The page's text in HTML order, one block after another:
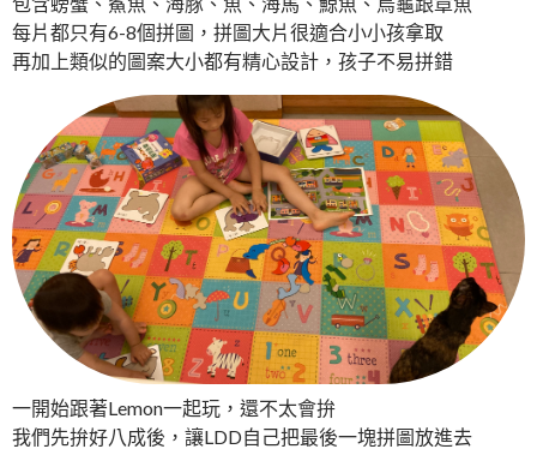
每片都只有6-8個拼圖，拼圖大片很適合小小孩拿取
再加上類似的圖案大小都有精心設計，孩子不易拼錯
一開始跟著Lemon一起玩，還不太會拚
我們先拚好八成後，讓LDD自己把最後一塊拼圖放進去